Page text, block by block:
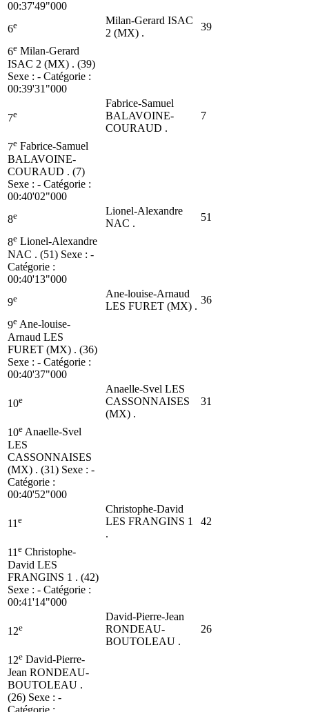
00:37'49"000
6e
Milan-Gerard ISAC
2 (MX) .
39
6e Milan-Gerard
ISAC 2 (MX) . (39)
Sexe : - Catégorie :
00:39'31"000
7e
Fabrice-Samuel
BALAVOINE-
COURAUD .
7
7e Fabrice-Samuel
BALAVOINE-
COURAUD . (7)
Sexe : - Catégorie :
00:40'02"000
8e
Lionel-Alexandre
NAC .
51
8e Lionel-Alexandre
NAC . (51) Sexe : -
Catégorie :
00:40'13"000
9e
Ane-louise-Arnaud
LES FURET (MX) .
36
9e Ane-louise-
Arnaud LES
FURET (MX) . (36)
Sexe : - Catégorie :
00:40'37"000
10e
Anaelle-Svel LES
CASSONNAISES
(MX) .
31
10e Anaelle-Svel
LES
CASSONNAISES
(MX) . (31) Sexe : -
Catégorie :
00:40'52"000
11 e
Christophe-David
LES FRANGINS 1
.
42
11 e Christophe-
David LES
FRANGINS 1 . (42)
Sexe : - Catégorie :
00:41'14"000
12e
David-Pierre-Jean
RONDEAU-
BOUTOLEAU .
26
12e David-Pierre-
Jean RONDEAU-
BOUTOLEAU .
(26) Sexe : -
Catégorie :